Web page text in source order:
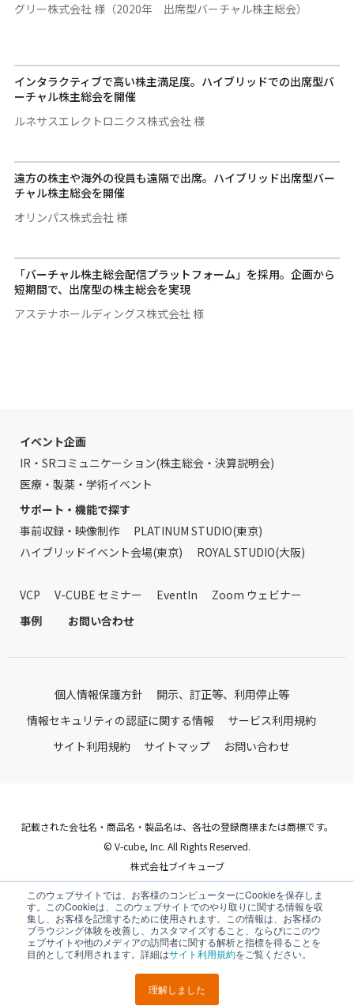
このウェブサイトでは、お客様のコンピューターにCookieを保存しま
す。このCookieは、このウェブサイトでのやり取りに関する情報を収
集し、お客様を記憶するために使用されます。この情報は、お客様の
ブラウジング体験を改善し、カスタマイズすること、ならびにこのウ
ェブサイトや他のメディアの訪問者に関する解析と指標を得ることを
目的として利用されます。詳細はサイト利用規約をご覧ください。
理解しました
シェア
LINEで
送る
グリー株式会社 様（2020年 出席型バーチャル株主総会）
インタラクティブで高い株主満足度。ハイブリッドでの出席型バ
ーチャル株主総会を開催
ルネサスエレクトロニクス株式会社 様
遠方の株主や海外の役員も遠隔で出席。ハイブリッド出席型バー
チャル株主総会を開催
オリンパス株式会社 様
「バーチャル株主総会配信プラットフォーム」を採用。企画から
短期間で、出席型の株主総会を実現
アステナホールディングス株式会社 様
イベント企画
IR・SRコミュニケーション(株主総会・決算説明会)
医療・製薬・学術イベント
サポート・機能で探す
事前収録・映像制作
PLATINUM STUDIO(東京)
ハイブリッドイベント会場(東京)
ROYAL STUDIO(大阪)
VCP V-CUBE セミナー EventIn
Zoom ウェビナー
事例
お問い合わせ
個人情報保護方針
開示、訂正等、利用停止等
情報セキュリティの認証に関する情報
サービス利用規約
サイト利用規約
サイトマップ お問い合わせ
記載された会社名・商品名・製品名は、各社の登録商標または商標です。
© V-cube, Inc. All Rights Reserved.
株式会社ブイキューブ
Follow Us